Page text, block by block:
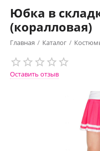
Юбка в
(коралловая)
Главная / Каталог /
Оставить отзыв